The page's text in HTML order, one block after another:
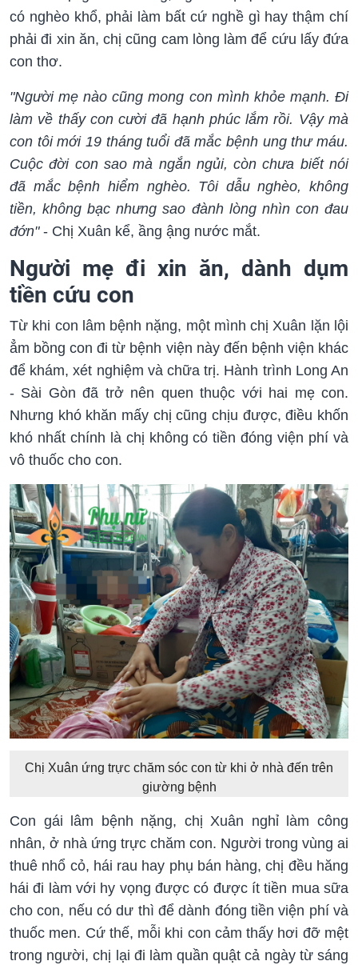
có nghèo khổ, phải làm bất cứ nghề gì hay thậm chí
phải đi xin ăn, chị cũng cam lòng làm để cứu lấy đứa
con thơ.
"Người mẹ nào cũng mong con mình khỏe mạnh. Đi
làm về thấy con cười đã hạnh phúc lắm rồi. Vậy mà
con tôi mới 19 tháng tuổi đã mắc bệnh ung thư máu.
Cuộc đời con sao mà ngắn ngủi, còn chưa biết nói
đã mắc bệnh hiểm nghèo. Tôi dẫu nghèo, không
tiền, không bạc nhưng sao đành lòng nhìn con đau
đớn"- Chị Xuân kể, ầng ậng nước mắt.
Người mẹ đi xin ăn, dành dụm
tiền cứu con
Từ khi con lâm bệnh nặng, một mình chị Xuân lặn lội
ẳm bồng con đi từ bệnh viện này đến bệnh viện khác
để khám, xét nghiệm và chữa trị. Hành trình Long An
- Sài Gòn đã trở nên quen thuộc với hai mẹ con.
Nhưng khó khăn mấy chị cũng chịu được, điều khốn
khó nhất chính là chị không có tiền đóng viện phí và
vô thuốc cho con.
Chị Xuân ứng trực chăm sóc con từ khi ở nhà đến trên
giường bệnh
Con gái lâm bệnh nặng, chị Xuân nghỉ làm công
nhân, ở nhà ứng trực chăm con. Người trong vùng ai
thuê nhổ cỏ, hái rau hay phụ bán hàng, chị đều hăng
hái đi làm với hy vọng được có được ít tiền mua sữa
cho con, nếu có dư thì để dành đóng tiền viện phí và
thuốc men. Cứ thế, mỗi khi con cảm thấy hơi đỡ mệt
trong người, chị lại đi làm quần quật cả ngày từ sáng